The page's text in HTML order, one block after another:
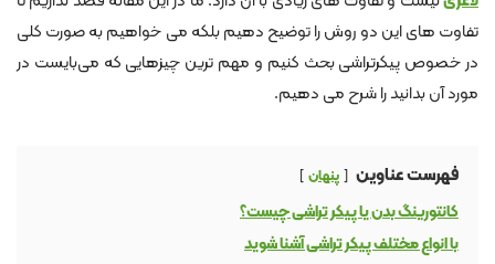
تفاوت های این دو روش را توضیح دهیم بلکه می خواهیم به صورت کلی
در خصوص پیکرتراشی بحث کنیم و مهم ترین چیزهایی که می‌بایست در
مورد آن بدانید را شرح می دهیم.
فهرست عناوین پنهان
کانتورینگ بدن یا پیکر تراشی چیست؟
با انواع مختلف پیکر تراشی آشنا شوید